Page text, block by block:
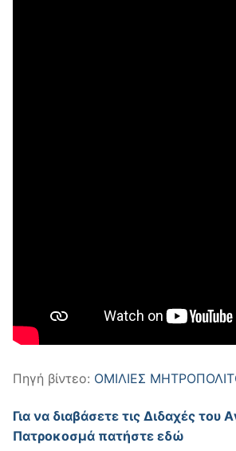
Πηγή βίντεο: ΟΜΙΛΙΕΣ
Για να διαβάσετε τις Διδαχές του
Πατροκοσμά πατήστε εδώ